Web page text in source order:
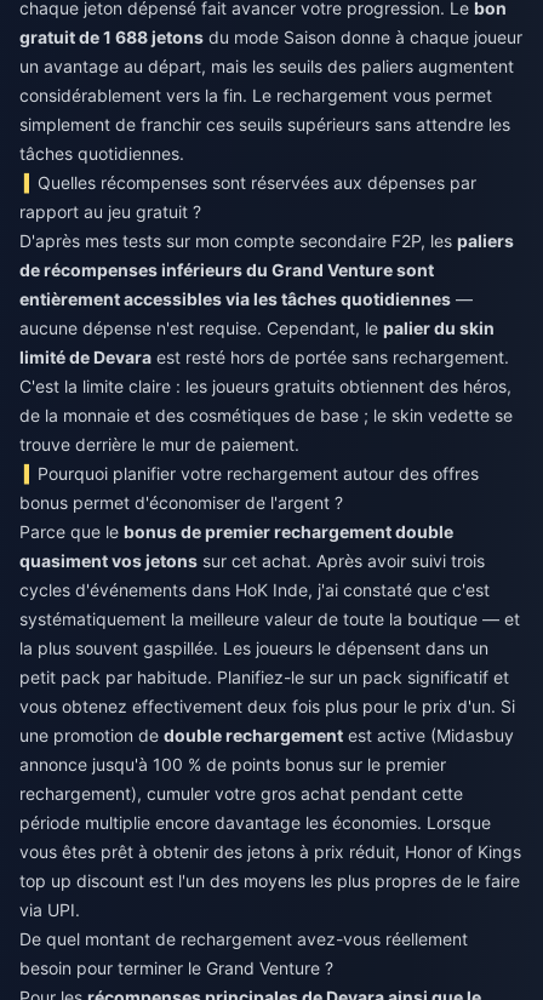
chaque jeton dépensé fait avancer votre progression. Le bon
gratuit de 1 688 jetons du mode Saison donne à chaque joueur
un avantage au départ, mais les seuils des paliers augmentent
considérablement vers la fin. Le rechargement vous permet
simplement de franchir ces seuils supérieurs sans attendre les
tâches quotidiennes.
Quelles récompenses sont réservées aux dépenses par
rapport au jeu gratuit ?
D'après mes tests sur mon compte secondaire F2P, les paliers
de récompenses inférieurs du Grand Venture sont
entièrement accessibles via les tâches quotidiennes —
aucune dépense n'est requise. Cependant, le palier du skin
limité de Devara est resté hors de portée sans rechargement.
C'est la limite claire : les joueurs gratuits obtiennent des héros,
de la monnaie et des cosmétiques de base ; le skin vedette se
trouve derrière le mur de paiement.
Pourquoi planifier votre rechargement autour des offres
bonus permet d'économiser de l'argent ?
Parce que le bonus de premier rechargement double
quasiment vos jetons sur cet achat. Après avoir suivi trois
cycles d'événements dans HoK Inde, j'ai constaté que c'est
systématiquement la meilleure valeur de toute la boutique — et
la plus souvent gaspillée. Les joueurs le dépensent dans un
petit pack par habitude. Planifiez-le sur un pack significatif et
vous obtenez effectivement deux fois plus pour le prix d'un. Si
une promotion de double rechargement est active (Midasbuy
annonce jusqu'à 100 % de points bonus sur le premier
rechargement), cumuler votre gros achat pendant cette
période multiplie encore davantage les économies. Lorsque
vous êtes prêt à obtenir des jetons à prix réduit, Honor of Kings
top up discount est l'un des moyens les plus propres de le faire
via UPI.
De quel montant de rechargement avez-vous réellement
besoin pour terminer le Grand Venture ?